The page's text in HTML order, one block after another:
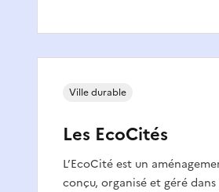
Les EcoCités
L’EcoCité est un
conçu, organisé et géré dans
Ville durable